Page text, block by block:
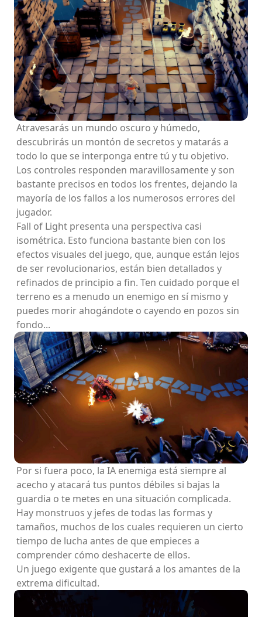
Atravesarás un mundo oscuro y húmedo,
descubrirás un montón de secretos y matarás a
todo lo que se interponga entre tú y tu objetivo.
Los controles responden maravillosamente y son
bastante precisos en todos los frentes, dejando la
mayoría de los fallos a los numerosos errores del
jugador.
Fall of Light presenta una perspectiva casi
isométrica. Esto funciona bastante bien con los
efectos visuales del juego, que, aunque están lejos
de ser revolucionarios, están bien detallados y
refinados de principio a fin. Ten cuidado porque el
terreno es a menudo un enemigo en sí mismo y
puedes morir ahogándote o cayendo en pozos sin
fondo...
Por si fuera poco, la IA enemiga está siempre al
acecho y atacará tus puntos débiles si bajas la
guardia o te metes en una situación complicada.
Hay monstruos y jefes de todas las formas y
tamaños, muchos de los cuales requieren un cierto
tiempo de lucha antes de que empieces a
comprender cómo deshacerte de ellos.
Un juego exigente que gustará a los amantes de la
extrema dificultad.